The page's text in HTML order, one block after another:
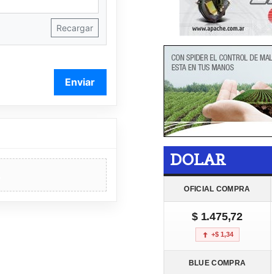
Recargar
Enviar
DOLAR
OFICIAL COMPRA
$ 1.475,72
+$ 1,34
BLUE COMPRA